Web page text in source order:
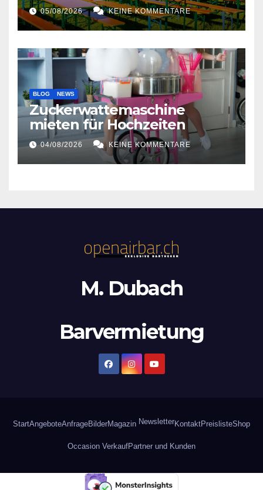
05/08/2026 KEINE KOMMENTARE
BLOG NEWS
Zuckerwattemaschine
mieten für Hochzeiten
04/08/2026 KEINE KOMMENTARE
M. Dubach
Barvermietung
StartAngeboteAnfrageBilderMagazin NewsletterKontaktPreislisteShop
Occasion VerkaufPartner und Kunden